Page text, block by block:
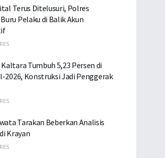
Terus Ditelusuri, Polres
Pelaku di Balik Akun
Tumbuh 5,23 Persen di
2026, Konstruksi Jadi Penggerak
Tarakan Beberkan Analisis
Krayan